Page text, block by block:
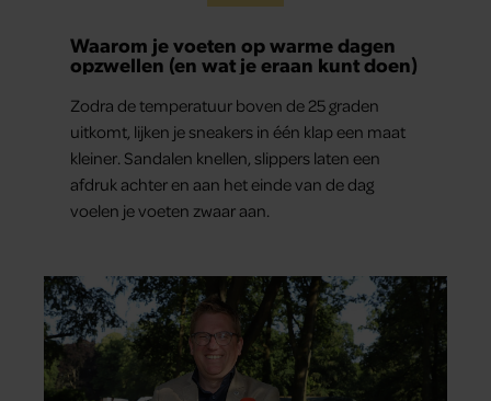
Waarom je voeten op warme dagen
opzwellen (en wat je eraan kunt doen)
Zodra de temperatuur boven de 25 graden
uitkomt, lijken je sneakers in één klap een maat
kleiner. Sandalen knellen, slippers laten een
afdruk achter en aan het einde van de dag
voelen je voeten zwaar aan.